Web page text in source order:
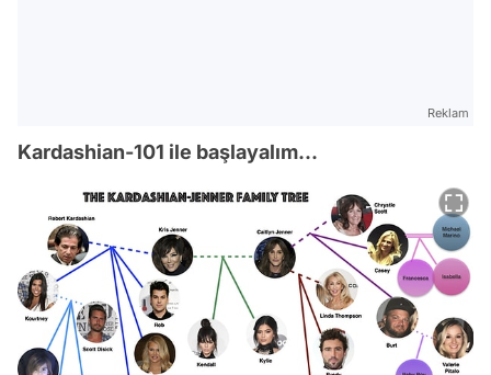
Reklam
Kardashian-101 ile başlayalım...